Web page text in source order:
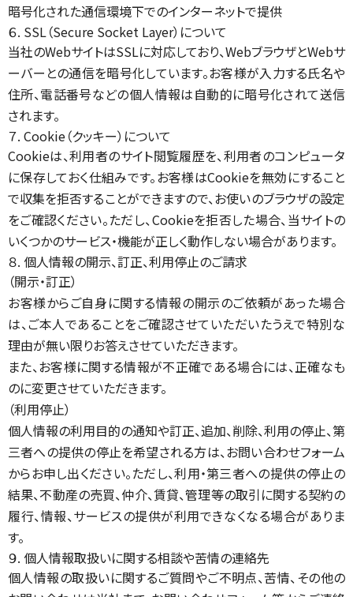
暗号化された通信環境下でのインターネットで提供
６. SSL（Secure Socket Layer）について
当社のWebサイトはSSLに対応しており、WebブラウザとWebサ
ーバーとの通信を暗号化しています。お客様が入力する氏名や
住所、電話番号などの個人情報は自動的に暗号化されて送信
されます。
７. Cookie（クッキー）について
Cookieは、利用者のサイト閲覧履歴を、利用者のコンピュータ
に保存しておく仕組みです。お客様はCookieを無効にすること
で収集を拒否することができますので、お使いのブラウザの設定
をご確認ください。ただし、Cookieを拒否した場合、当サイトの
いくつかのサービス・機能が正しく動作しない場合があります。
８. 個人情報の開示、訂正、利用停止のご請求
（開示・訂正）
お客様からご自身に関する情報の開示のご依頼があった場合
は、ご本人であることをご確認させていただいたうえで特別な
理由が無い限りお答えさせていただきます。
また、お客様に関する情報が不正確である場合には、正確なも
のに変更させていただきます。
（利用停止）
個人情報の利用目的の通知や訂正、追加、削除、利用の停止、第
三者への提供の停止を希望される方は、お問い合わせフォーム
からお申し出ください。ただし、利用・第三者への提供の停止の
結果、不動産の売買、仲介、賃貸、管理等の取引に関する契約の
履行、情報、サービスの提供が利用できなくなる場合がありま
す。
９. 個人情報取扱いに関する相談や苦情の連絡先
個人情報の取扱いに関するご質問やご不明点、苦情、その他の